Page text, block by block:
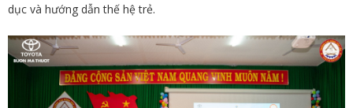
dục và hướng dẫn thế hệ trẻ.